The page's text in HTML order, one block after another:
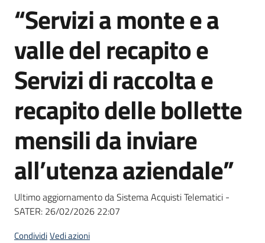
e
strumenti
acquisto
Piattaforme
telematiche
Salta al contenuto
“Servizi a monte e a
valle del recapito e
Servizi di raccolta e
recapito delle bollette
mensili da inviare
all’utenza aziendale”
Ultimo aggiornamento da Sistema Acquisti Telematici -
SATER: 26/02/2026 22:07
CondividiVedi azioni